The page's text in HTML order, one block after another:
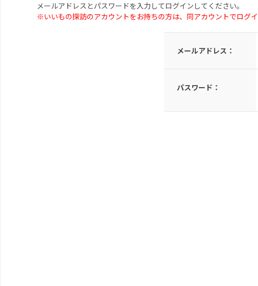
メールアドレスとパスワードを入力してログインしてください。
※いいもの探訪のアカウントをお持ちの方は、同アカウントでログイ
メールアドレス：
パスワード：